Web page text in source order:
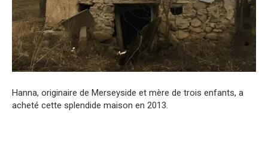
Hanna, originaire de Merseyside et mère de trois enfants, a
acheté cette splendide maison en 2013.